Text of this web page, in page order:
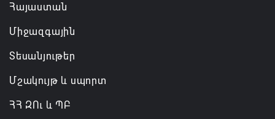
Հայաստան
Միջազգային
Տեսանյութեր
Մշակույթ և սպորտ
ՀՀ ԶՈւ և ՊԲ